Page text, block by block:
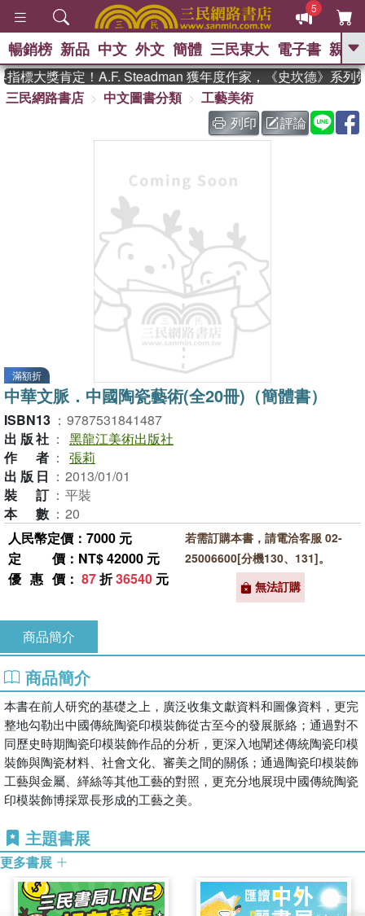
5
GO
熱搜： 東野圭吾 、
、 如果歷史是一群喵 、 暑期
國際布克獎 臺灣漫遊錄 、 方
暢銷榜 新品 中文 外文 簡體 三民東大 電子書 親子
標大獎肯定！A.F. Steadman 獲年度作家，《史坎德》系列帶
三民網路書店
中文圖書分類
工藝美術
列印
評論
滿額折
中華文脈．中國陶瓷藝術(全20冊)（簡體書）
ISBN13 ： 9787531841487
出版社 ： 黑龍江美術出版社
作者 ： 張莉
出版日 ： 2013/01/01
裝訂 ： 平裝
本數 ： 20
人民幣定價：7000 元
定價 ：NT$ 42000 元
優惠價 ： 87折36540 元
若需訂購本書，請電洽客服 02-
25006600[分機130、131]。
無法訂購
商品簡介
商品簡介
本書在前人研究的基礎之上，廣泛收集文獻資料和圖像資料，更完
整地勾勒出中國傳統陶瓷印模裝飾從古至今的發展脈絡；通過對不
同歷史時期陶瓷印模裝飾作品的分析，更深入地闡述傳統陶瓷印模
裝飾與陶瓷材料、社會文化、審美之間的關係；通過陶瓷印模裝飾
工藝與金屬、緙絲等其他工藝的對照，更充分地展現中國傳統陶瓷
印模裝飾博採眾長形成的工藝之美。
主題書展
更多書展